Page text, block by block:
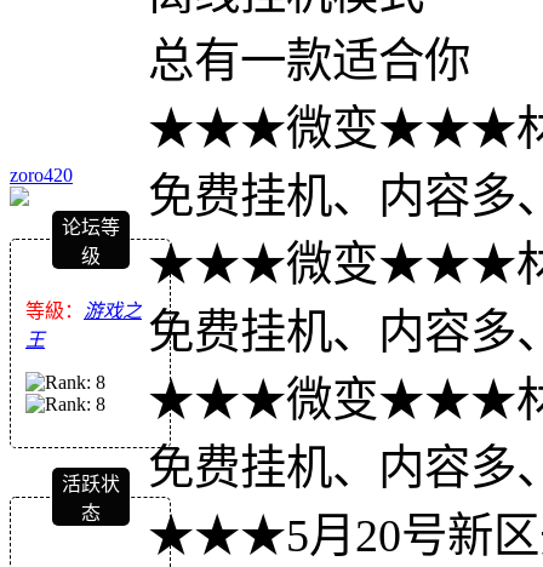
zoro420
论坛等
级
等級： 游戏之
王
活跃状
态
总有一款适合你
★★★微变★★★材
免费挂机、内容
★★★微变★★★材
免费挂机、内容
★★★微变★★★材
免费挂机、内容
★★★5月20号新